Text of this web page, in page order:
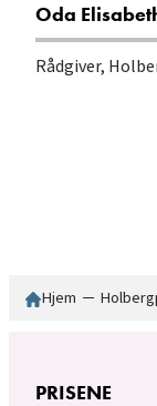
Oda
Rådgiver,
Hjem ─
PRISENE